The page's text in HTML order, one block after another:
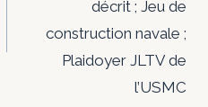
décrit ; Jeu de
construction navale ;
Plaidoyer JLTV de
l’USMC